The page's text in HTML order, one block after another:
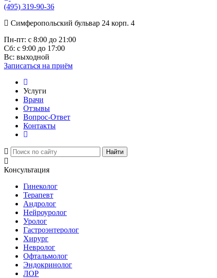
(495) 319-90-36
Симферопольский бульвар 24 корп. 4
Пн-пт: с 8:00 до 21:00
Сб: с 9:00 до 17:00
Вс: выходной
Записаться на приём
Услуги
Врачи
Отзывы
Вопрос-Ответ
Контакты
Найти
Консультация
Гинеколог
Терапевт
Андролог
Нейроуролог
Уролог
Гастроэнтеролог
Хирург
Невролог
Офтальмолог
Эндокринолог
ЛОР